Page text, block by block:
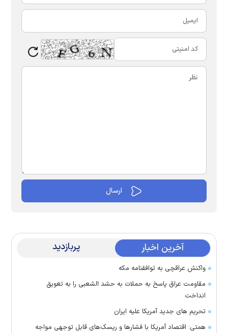
آخرین اخبار پربازدید
واکنش عراقچی به توافقنامه مکه
مقاومت عراق پاسخ به حملات به حشد الشعبی را به تعویق
انداخت
تحریم های جدید آمریکا علیه ایران
همتی: اقتصاد آمریکا با فشارها و ریسک‌های قابل توجهی مواجه